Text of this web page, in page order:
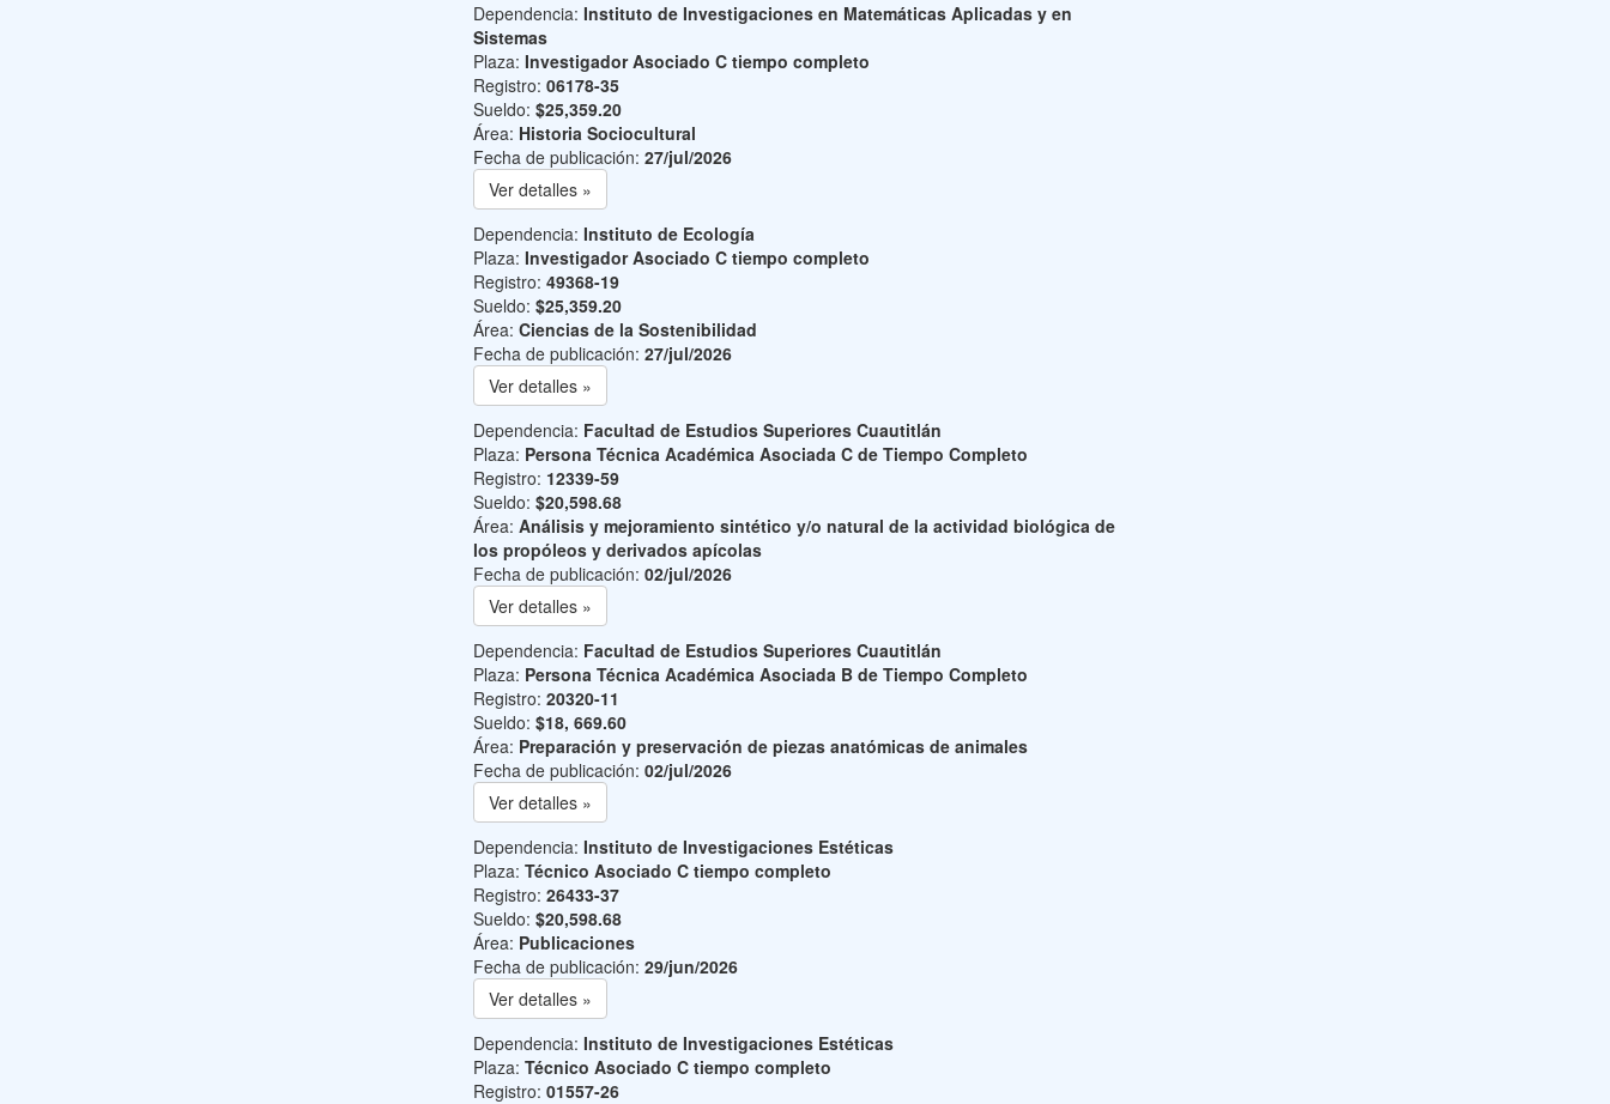
Dependencia: Instituto de Investigaciones en Matemáticas Aplicadas y en
Sistemas
Plaza: Investigador Asociado C tiempo completo
Registro: 06178-35
Sueldo: $25,359.20
Área: Historia Sociocultural
Fecha de publicación: 27/jul/2026
Ver detalles »
Dependencia: Instituto de Ecología
Plaza: Investigador Asociado C tiempo completo
Registro: 49368-19
Sueldo: $25,359.20
Área: Ciencias de la Sostenibilidad
Fecha de publicación: 27/jul/2026
Ver detalles »
Dependencia: Facultad de Estudios Superiores Cuautitlán
Plaza: Persona Técnica Académica Asociada C de Tiempo Completo
Registro: 12339-59
Sueldo: $20,598.68
Área: Análisis y mejoramiento sintético y/o natural de la actividad biológica de
los propóleos y derivados apícolas
Fecha de publicación: 02/jul/2026
Ver detalles »
Dependencia: Facultad de Estudios Superiores Cuautitlán
Plaza: Persona Técnica Académica Asociada B de Tiempo Completo
Registro: 20320-11
Sueldo: $18, 669.60
Área: Preparación y preservación de piezas anatómicas de animales
Fecha de publicación: 02/jul/2026
Ver detalles »
Dependencia: Instituto de Investigaciones Estéticas
Plaza: Técnico Asociado C tiempo completo
Registro: 26433-37
Sueldo: $20,598.68
Área: Publicaciones
Fecha de publicación: 29/jun/2026
Ver detalles »
Dependencia: Instituto de Investigaciones Estéticas
Plaza: Técnico Asociado C tiempo completo
Registro: 01557-26